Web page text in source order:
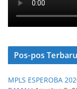
Pos-pos Terbaru
MPLS ESPEROBA